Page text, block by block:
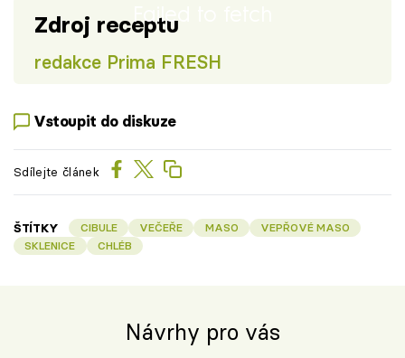
Failed to fetch
Zdroj receptu
redakce Prima FRESH
Vstoupit do diskuze
Sdílejte článek
ŠTÍTKY CIBULE VEČEŘE MASO
VEPŘOVÉ MASO
SKLENICE
CHLÉB
Návrhy pro vás